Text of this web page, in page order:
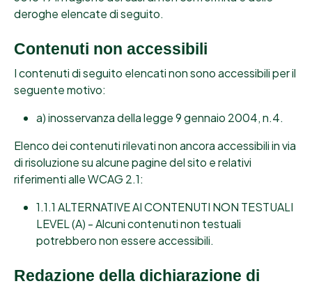
deroghe elencate di seguito.
Contenuti non accessibili
I contenuti di seguito elencati non sono accessibili per il
seguente motivo:
a) inosservanza della legge 9 gennaio 2004, n.4.
Elenco dei contenuti rilevati non ancora accessibili in via
di risoluzione su alcune pagine del sito e relativi
riferimenti alle WCAG 2.1:
1.1.1 ALTERNATIVE AI CONTENUTI NON TESTUALI
LEVEL (A) - Alcuni contenuti non testuali
potrebbero non essere accessibili.
Redazione della dichiarazione di